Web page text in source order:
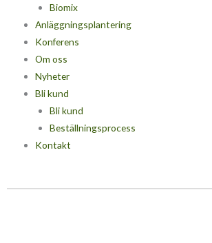
Biomix
Anläggningsplantering
Konferens
Om oss
Nyheter
Bli kund
Bli kund
Beställningsprocess
Kontakt